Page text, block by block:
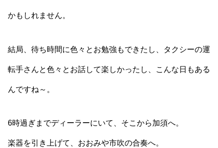
かもしれません。
結局、待ち時間に色々とお勉強もできたし、タクシーの運
転手さんと色々とお話して楽しかったし、こんな日もある
んですね～。
6時過ぎまでディーラーにいて、そこから加須へ。
楽器を引き上げて、おおみや市吹の合奏へ。